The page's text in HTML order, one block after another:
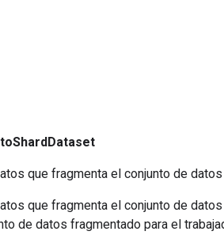
que fragmenta el conjunto de
que fragmenta el conjunto de
de datos fragmentado para el